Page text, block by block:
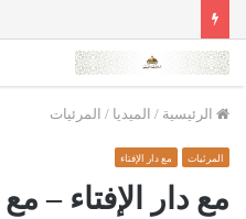
الرئيسية / الميديا / المرئيات
المرئيات مع دار الإفتاء
مع دار الإفتاء –